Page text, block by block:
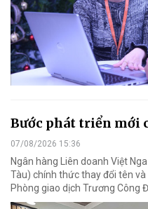
Bước phát triển mới
07/08/2026 15:36
Ngân hàng Liên doanh Việt
Tàu) chính thức thay đổi tên
Phòng giao dịch Trương Công